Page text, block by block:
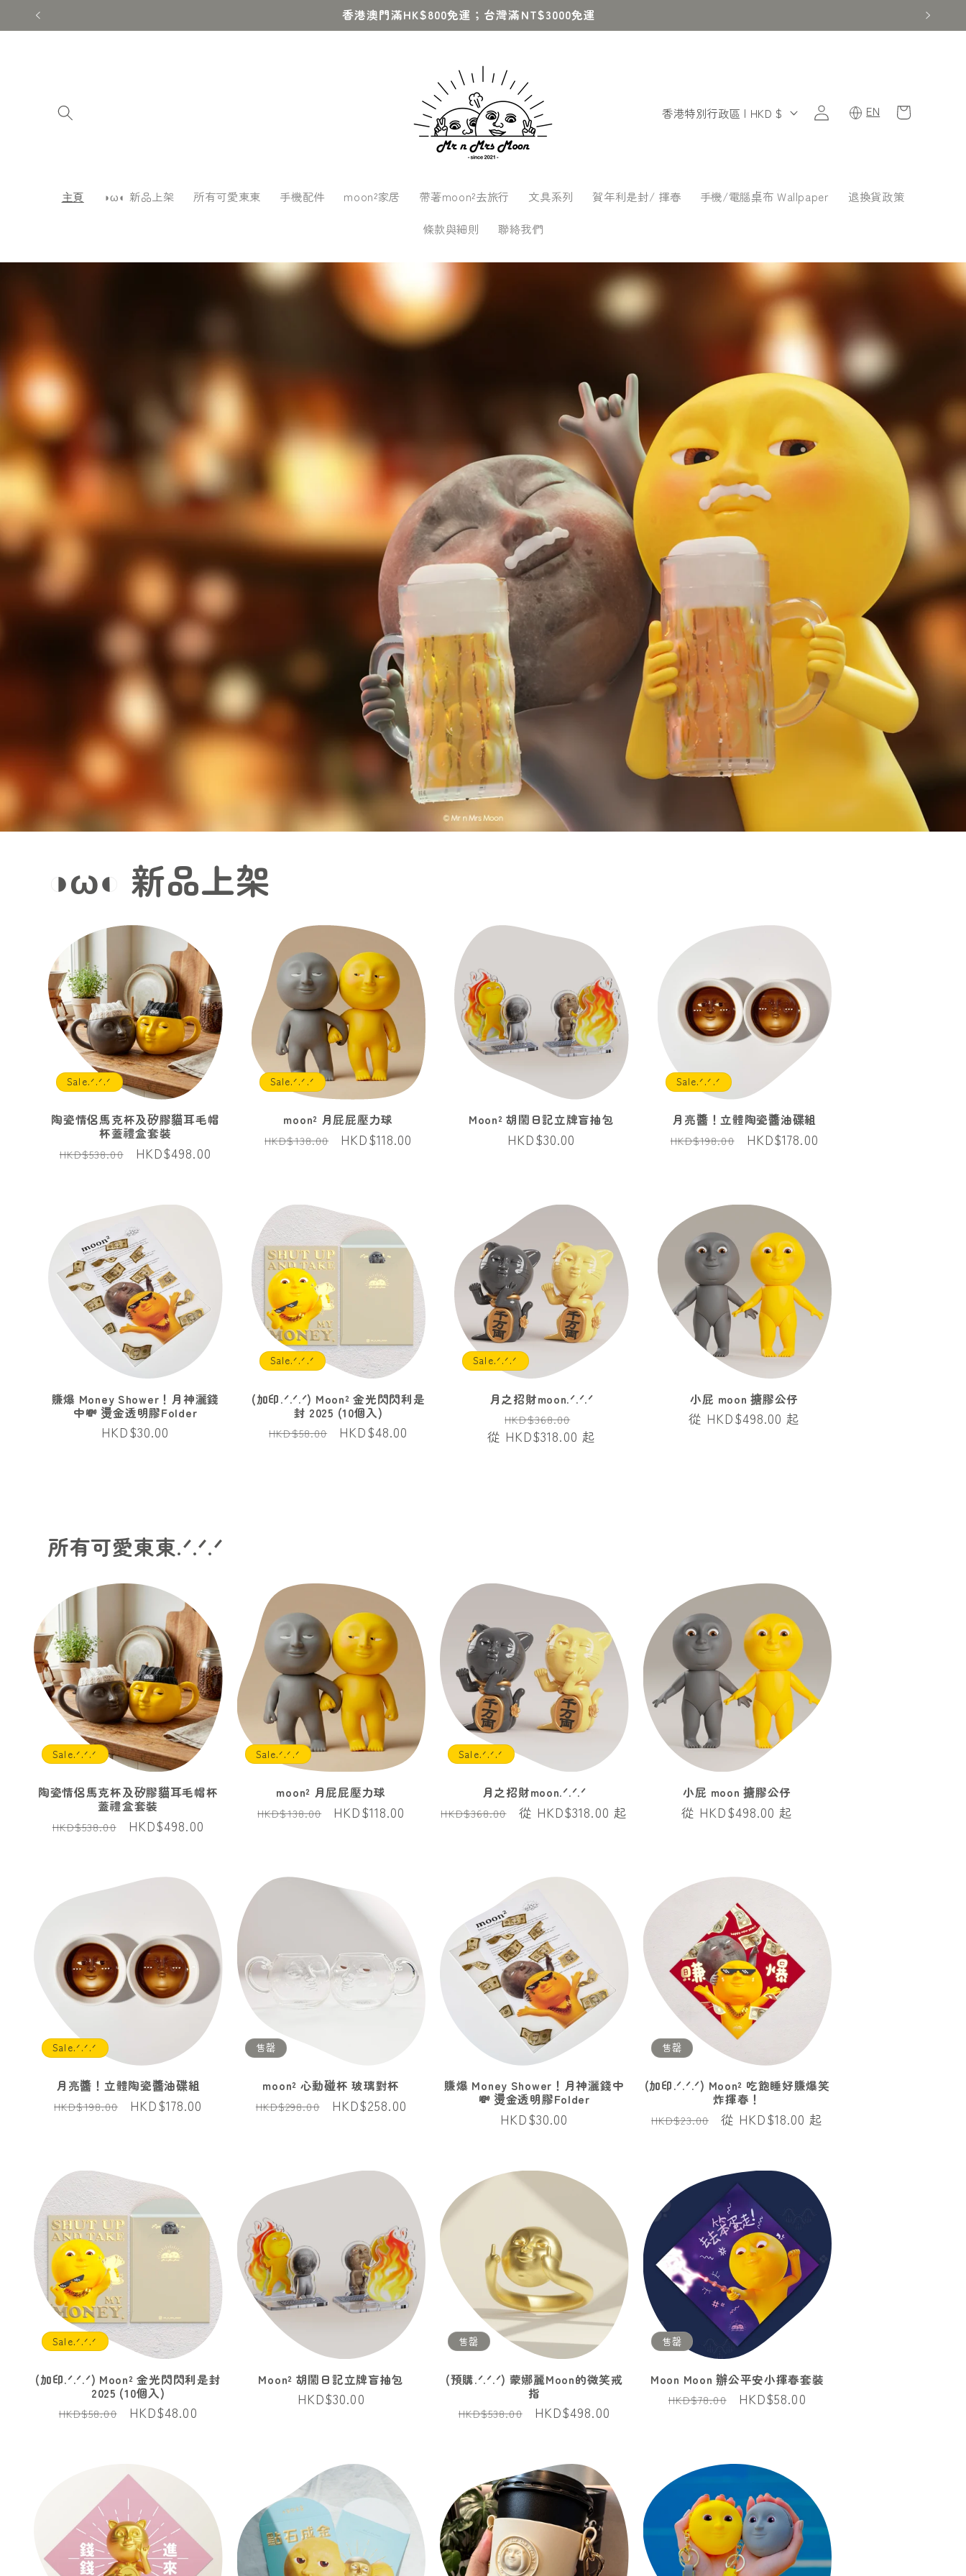
跳至內 香港澳門滿HK$800免運；台灣滿NT$3000免運
主頁 ◑ω◐ 新品上架 所有可愛東東 手機配件 moon²家居 帶著moon²去旅行 文具系列 賀年利是封/ 揮春 手機/電腦桌布 Wallpaper 退換貨政策
條款與細則 聯絡我們
國
地
香港特別行政區 | HKD $
登
入
EN
物
◑ω◐ 新品上架
Sale.ᐟ.ᐟ.ᐟ
陶瓷情侶馬克杯及矽膠貓耳毛帽
杯蓋禮盒套裝
定
HKD$538.00
售
HKD$498.00
Sale.ᐟ.ᐟ.ᐟ
moon² 月屁屁壓力球
定
HKD$138.00
售
HKD$118.00
Moon² 胡鬧日記立牌盲抽包
定
HKD$30.00
Sale.ᐟ.ᐟ.ᐟ
月亮醬！立體陶瓷醬油碟組
定
HKD$198.00
售
HKD$178.00
賺爆 Money Shower！月神灑錢
中💸 燙金透明膠Folder
定
HKD$30.00
Sale.ᐟ.ᐟ.ᐟ
(加印.ᐟ.ᐟ.ᐟ) Moon² 金光閃閃利是
封 2025 (10個入)
定
HKD$58.00
售
HKD$48.00
Sale.ᐟ.ᐟ.ᐟ
月之招財moon.ᐟ.ᐟ.ᐟ
定
價
HKD$368.00
價
從 HKD$318.00 起
小屁 moon 搪膠公仔
定
從 HKD$498.00 起
所有可愛東東.ᐟ.ᐟ.ᐟ
Sale.ᐟ.ᐟ.ᐟ
陶瓷情侶馬克杯及矽膠貓耳毛帽杯
蓋禮盒套裝
定
HKD$538.00
售
HKD$498.00
Sale.ᐟ.ᐟ.ᐟ
moon² 月屁屁壓力球
定
HKD$138.00
售
HKD$118.00
Sale.ᐟ.ᐟ.ᐟ
月之招財moon.ᐟ.ᐟ.ᐟ
定
HKD$368.00
售
從 HKD$318.00 起
小屁 moon 搪膠公仔
定
從 HKD$498.00 起
Sale.ᐟ.ᐟ.ᐟ
月亮醬！立體陶瓷醬油碟組
定
HKD$198.00
售
HKD$178.00
售罄
moon² 心動碰杯 玻璃對杯
定
HKD$298.00
售
HKD$258.00
賺爆 Money Shower！月神灑錢中
💸 燙金透明膠Folder
定
HKD$30.00
售罄
(加印.ᐟ.ᐟ.ᐟ) Moon² 吃飽睡好賺爆笑
炸揮春！
定
HKD$23.00
售
從 HKD$18.00 起
Sale.ᐟ.ᐟ.ᐟ
(加印.ᐟ.ᐟ.ᐟ) Moon² 金光閃閃利是封
2025 (10個入)
定
HKD$58.00
售
HKD$48.00
Moon² 胡鬧日記立牌盲抽包
定
HKD$30.00
售罄
(預購.ᐟ.ᐟ.ᐟ) 蒙娜麗Moon的微笑戒
指
定
HKD$538.00
售
HKD$498.00
售罄
Moon Moon 辦公平安小揮春套裝
定
HKD$78.00
售
HKD$58.00